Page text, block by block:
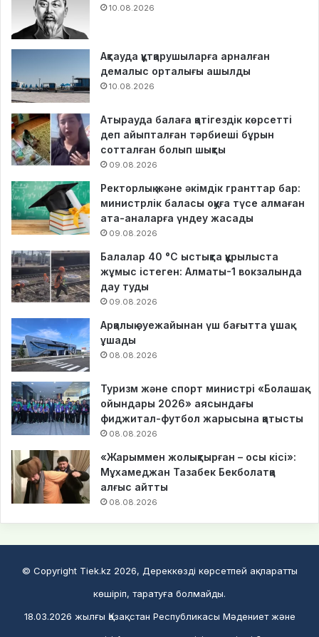
10.08.2026
Ақтауда құтқарушыларға арналған
демалыс орталығы ашылды
10.08.2026
Атырауда балаға қатігездік көрсетті
деп айыпталған тәрбиеші бұрын
сотталған болып шықты
09.08.2026
Ректорлық және әкімдік гранттар бар:
министрлік баласы оқуға түсе алмаған
ата-аналарға үндеу жасады
09.08.2026
Балалар 40 °C ыстықта құрылыста
жұмыс істеген: Алматы-1 вокзалында
дау туды
09.08.2026
Арқалық әуежайынан үш бағытта ұшақ
ұшады
08.08.2026
Туризм және спорт министрі «Болашақ
ойындары 2026» аясындағы
фиджитал-футбол жарысына қатысты
08.08.2026
«Жарыммен жолықтырған – осы кісі»:
Мұхамеджан Тазабек Бекболатқа
алғыс айтты
08.08.2026
© Copyright Tiek.kz 2026, Дереккөзді көрсетпей ақпаратты
көшіріп, таратуға болмайды.
18.03.2026 жылғы Қазақстан Республикасы Мәдениет және